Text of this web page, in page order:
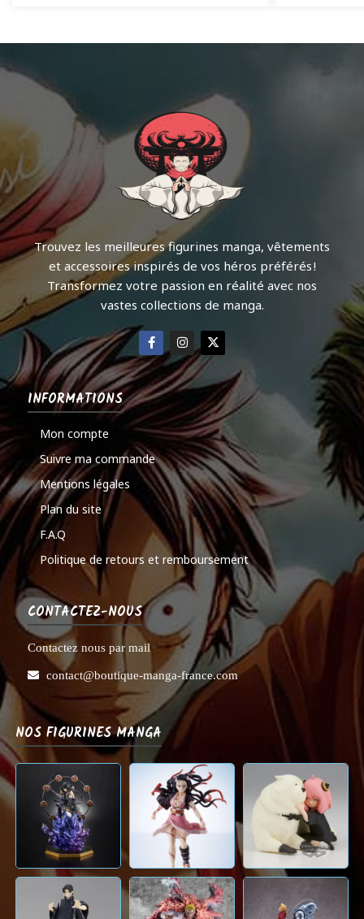
Trouvez les meilleures figurines manga, vêtements
et accessoires inspirés de vos héros préférés !
Transformez votre passion en réalité avec nos
vastes collections de manga.
INFORMATIONS
Mon compte
Suivre ma commande
Mentions légales
Plan du site
F.A.Q
Politique de retours et remboursement
CONTACTEZ-NOUS
Contactez nous par mail
contact@boutique-manga-france.com
NOS FIGURINES MANGA